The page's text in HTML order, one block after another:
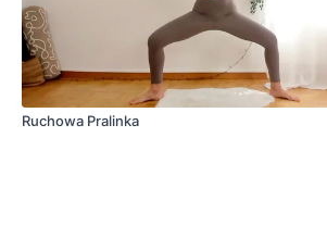
Ruchowa Pralinka